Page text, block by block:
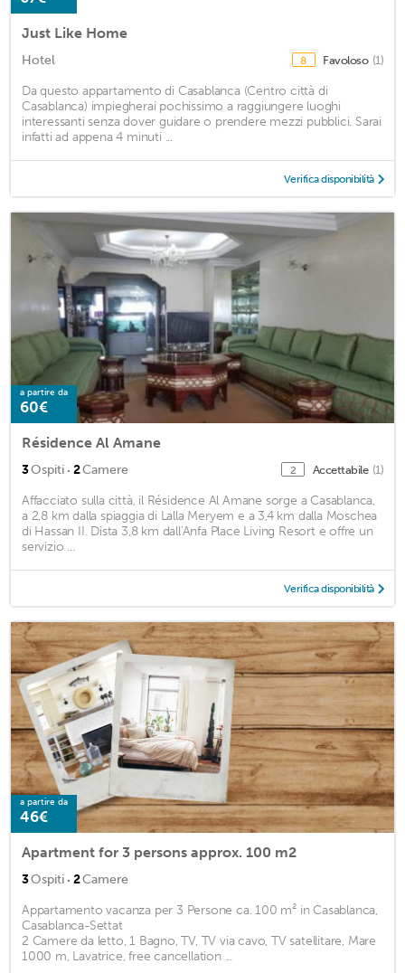
Just Like Home
Hotel 8 Favoloso (1)
Da questo appartamento di Casablanca (Centro città di
Casablanca) impiegherai pochissimo a raggiungere luoghi
interessanti senza dover guidare o prendere mezzi pubblici. Sarai
infatti ad appena 4 minuti ...
Verifica disponibilità
a partire da
60€
Résidence Al Amane
3Ospiti · 2Camere 2 Accettabile (1)
Affacciato sulla città, il Résidence Al Amane sorge a Casablanca,
a 2,8 km dalla spiaggia di Lalla Meryem e a 3,4 km dalla Moschea
di Hassan II. Dista 3,8 km dall'Anfa Place Living Resort e offre un
servizio ...
Verifica disponibilità
a partire da
46€
Apartment for 3 persons approx. 100 m2
3Ospiti · 2Camere
Appartamento vacanza per 3 Persone ca. 100 m² in Casablanca,
Casablanca-Settat
2 Camere da letto, 1 Bagno, TV, TV via cavo, TV satellitare, Mare
1000 m, Lavatrice, free cancellation ...